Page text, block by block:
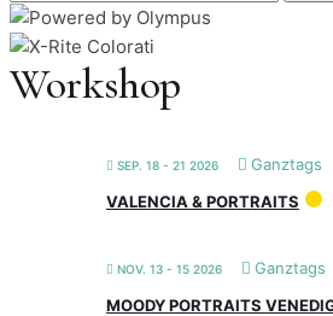
nach:
Workshop
SEP. 18 - 21 2026
Ganztags
VALENCIA & PORTRAITS
NOV. 13 - 15 2026 Ganztags
MOODY PORTRAITS